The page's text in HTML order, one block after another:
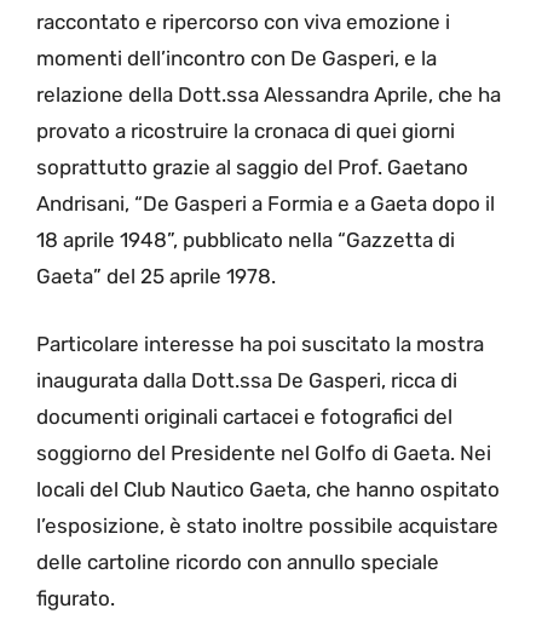
raccontato e ripercorso con viva emozione i
momenti dell’incontro con De Gasperi, e la
relazione della Dott.ssa Alessandra Aprile, che ha
provato a ricostruire la cronaca di quei giorni
soprattutto grazie al saggio del Prof. Gaetano
Andrisani, “De Gasperi a Formia e a Gaeta dopo il
18 aprile 1948”, pubblicato nella “Gazzetta di
Gaeta” del 25 aprile 1978.
Particolare interesse ha poi suscitato la mostra
inaugurata dalla Dott.ssa De Gasperi, ricca di
documenti originali cartacei e fotografici del
soggiorno del Presidente nel Golfo di Gaeta. Nei
locali del Club Nautico Gaeta, che hanno ospitato
l’esposizione, è stato inoltre possibile acquistare
delle cartoline ricordo con annullo speciale
figurato.